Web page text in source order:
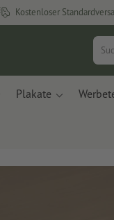
Kostenloser
Plakate